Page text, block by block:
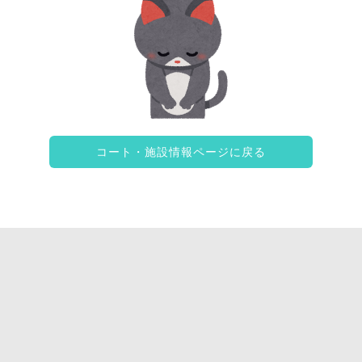
コート・施設情報ページに戻る